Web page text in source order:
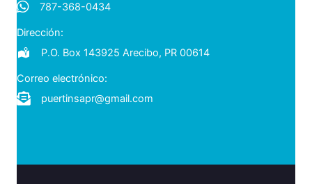
787-368-0434
787-368-0434
Dirección:
P.O. Box 143925 Arecibo, PR 00614
Correo electrónico:
puertinsapr@gmail.com